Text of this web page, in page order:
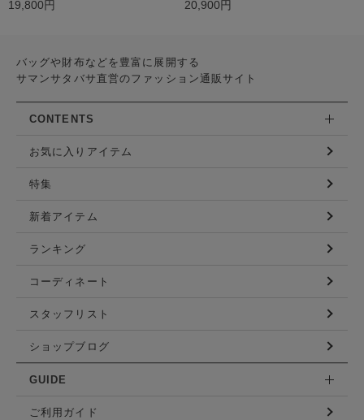
19,800円
20,900円
バッグや財布などを豊富に展開する
サマンサタバサ直営のファッション通販サイト
CONTENTS
お気に入りアイテム
特集
新着アイテム
ランキング
コーディネート
スタッフリスト
ショップブログ
GUIDE
ご利用ガイド